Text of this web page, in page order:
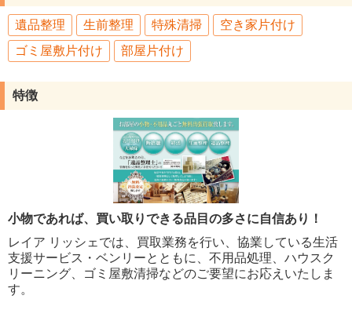
遺品整理 生前整理 特殊清掃
空き家片付け
ゴミ屋敷片付け
部屋片付け
特徴
小物であれば、買い取りできる品目の多さに自信あり！
レイア リッシェでは、買取業務を行い、協業している生活
支援サービス・ベンリーとともに、不用品処理、ハウスク
リーニング、ゴミ屋敷清掃などのご要望にお応えいたしま
す。